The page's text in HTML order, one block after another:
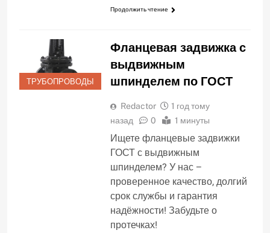
Продолжить чтение
ТРУБОПРОВОДЫ
Фланцевая задвижка с
выдвижным
шпинделем по ГОСТ
Redactor
1 год тому
назад
0 1 минуты
Ищете фланцевые задвижки
ГОСТ с выдвижным
шпинделем? У нас –
проверенное качество, долгий
срок службы и гарантия
надёжности! Забудьте о
протечках!